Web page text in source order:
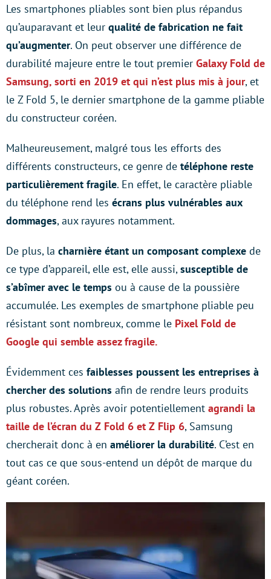
Les smartphones pliables sont bien plus répandus
qu’auparavant et leur qualité de fabrication ne fait
qu’augmenter. On peut observer une différence de
durabilité majeure entre le tout premier Galaxy Fold de
Samsung, sorti en 2019 et qui n’est plus mis à jour, et
le Z Fold 5, le dernier smartphone de la gamme pliable
du constructeur coréen.
Malheureusement, malgré tous les efforts des
différents constructeurs, ce genre de téléphone reste
particulièrement fragile. En effet, le caractère pliable
du téléphone rend les écrans plus vulnérables aux
dommages, aux rayures notamment.
De plus, la charnière étant un composant complexe de
ce type d’appareil, elle est, elle aussi,susceptible de
s’abîmer avec le temps ou à cause de la poussière
accumulée. Les exemples de smartphone pliable peu
résistant sont nombreux, comme le Pixel Fold de
Google qui semble assez fragile.
Évidemment ces faiblesses poussent les entreprises à
chercher des solutions afin de rendre leurs produits
plus robustes. Après avoir potentiellement agrandi la
taille de l’écran du Z Fold 6 et Z Flip 6, Samsung
chercherait donc à en améliorer la durabilité. C’est en
tout cas ce que sous-entend un dépôt de marque du
géant coréen.